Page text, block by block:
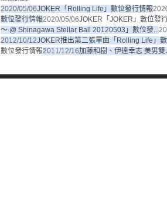
2020/05/06JOKER「Rolling Life」數位發行情報
數位發行情報2020/05/06JOKER「JOKER」數位發
～ @ Shinagawa Stellar Ball 20120503」數位發...
2012/10/12JOKER推出第二張單曲「Rolling Life」
數位發行情報2011/12/16加藤和樹、伊達幸志 美男